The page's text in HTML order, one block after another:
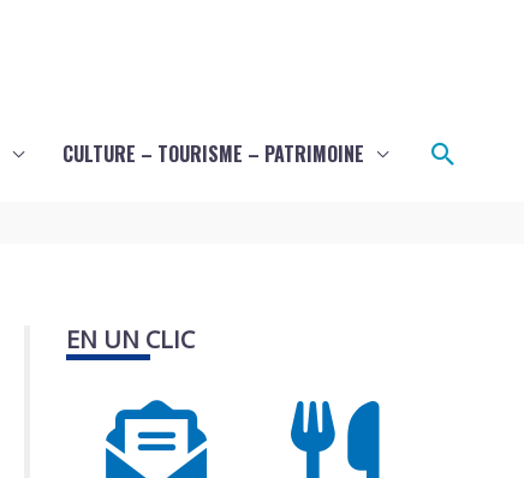
CULTURE – TOURISME – PATRIMOINE
EN UN CLIC